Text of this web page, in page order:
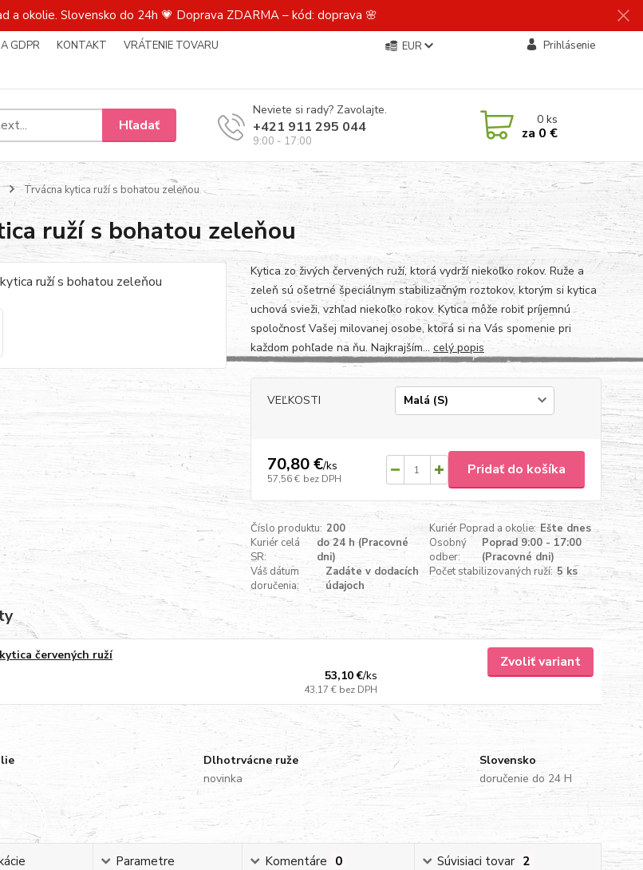
a okolie. Slovensko do 24h 💗 Doprava ZDARMA – kód: doprava 🌸
GDPR KONTAKT
VRÁTENIE TOVARU
EUR Prihlásenie
Hľadať
Neviete si rady? Zavolajte.
+421 911 295 044
9:00 - 17:00
0ks
za 0 €
Trvácna kytica ruží s bohatou zeleňou
ruží s bohatou zeleňou
Kytica zo živých červených ruží, ktorá vydrží niekoľko rokov. Ruže a
zeleň sú ošetrné špeciálnym stabilizačným roztokov, ktorým si kytica
uchová svieži, vzhľad niekoľko rokov. Kytica môže robiť príjemnú
spoločnosť Vašej milovanej osobe, ktorá si na Vás spomenie pri
každom pohľade na ňu. Najkrajším... celý popis
VEĽKOSTI
70,80 €/ks
57,56 € bez DPH
Pridať do košíka
Číslo produktu: 200 Kuriér Poprad a okolie: Ešte dnes
Kuriér celá
SR:
do 24 h (Pracovné
dni)
Osobný
odber:
Poprad 9:00 - 17:00
(Pracovné dni)
Váš dátum
doručenia:
Zadáte v dodacích
údajoch
Počet stabilizovaných ruží: 5 ks
červených ruží
53,10 €/ks
43,17 € bez DPH
Zvoliť variant
Dlhotrvácne ruže
novinka
Slovensko
doručenie do 24 H
Parametre Komentáre 0 Súvisiaci tovar 2